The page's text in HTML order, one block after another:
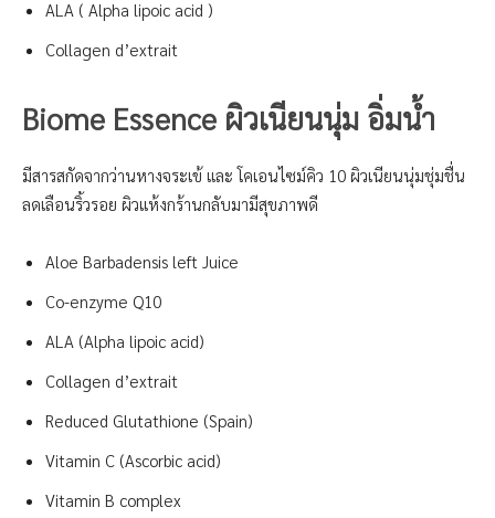
ALA ( Alpha lipoic acid )
Collagen d’extrait
Biome Essence ผิวเนียนนุ่ม อิ่มน้ำ
มีสารสกัดจากว่านหางจระเข้ และ โคเอนไซม์คิว 10 ผิวเนียนนุ่มชุ่มชื่น
ลดเลือนริ้วรอย ผิวแห้งกร้านกลับมามีสุขภาพดี
Aloe Barbadensis left Juice
Co-enzyme Q10
ALA (Alpha lipoic acid)
Collagen d’extrait
Reduced Glutathione (Spain)
Vitamin C (Ascorbic acid)
Vitamin B complex